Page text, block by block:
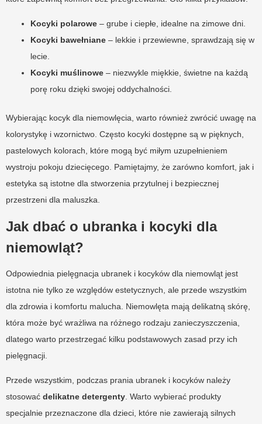
Kocyki polarowe – grube i ciepłe, idealne na zimowe dni.
Kocyki bawełniane – lekkie i przewiewne, sprawdzają się w
lecie.
Kocyki muślinowe – niezwykle miękkie, świetne na każdą
porę roku dzięki swojej oddychalności.
Wybierając kocyk dla niemowlęcia, warto również zwrócić uwagę na
kolorystykę i wzornictwo. Często kocyki dostępne są w pięknych,
pastelowych kolorach, które mogą być miłym uzupełnieniem
wystroju pokoju dziecięcego. Pamiętajmy, że zarówno komfort, jak i
estetyka są istotne dla stworzenia przytulnej i bezpiecznej
przestrzeni dla maluszka.
Jak dbać o ubranka i kocyki dla
niemowląt?
Odpowiednia pielęgnacja ubranek i kocyków dla niemowląt jest
istotna nie tylko ze względów estetycznych, ale przede wszystkim
dla zdrowia i komfortu malucha. Niemowlęta mają delikatną skórę,
która może być wrażliwa na różnego rodzaju zanieczyszczenia,
dlatego warto przestrzegać kilku podstawowych zasad przy ich
pielęgnacji.
Przede wszystkim, podczas prania ubranek i kocyków należy
stosować delikatne detergenty. Warto wybierać produkty
specjalnie przeznaczone dla dzieci, które nie zawierają silnych